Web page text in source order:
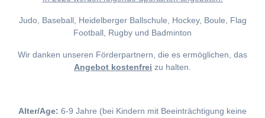
Judo, Baseball, Heidelberger Ballschule, Hockey, Boule, Flag
Football, Rugby und Badminton
Wir danken unseren Förderpartnern, die es ermöglichen, das
Angebot kostenfrei zu halten.
Alter/Age: 6-9 Jahre (bei Kindern mit Beeinträchtigung keine